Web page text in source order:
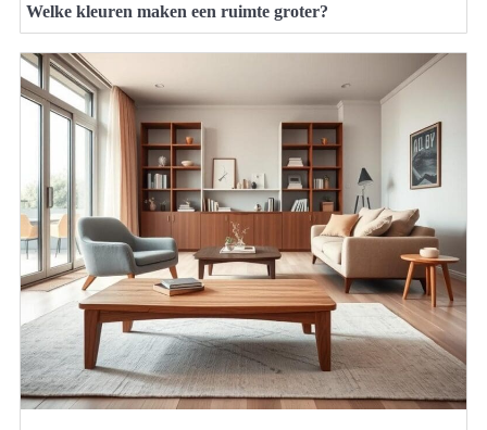
Welke kleuren maken een ruimte groter?